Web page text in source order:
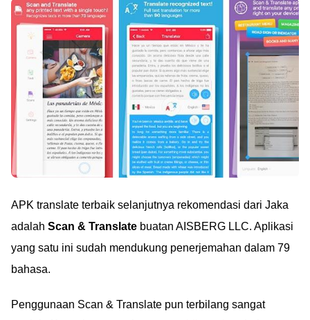
APK translate terbaik selanjutnya rekomendasi dari Jaka
adalah Scan & Translate buatan AISBERG LLC. Aplikasi
yang satu ini sudah mendukung penerjemahan dalam 79
bahasa.
Penggunaan Scan & Translate pun terbilang sangat